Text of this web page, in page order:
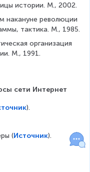
истории. М., 2002.
накануне революции
тактика. М., 1985.
организация
М., 1991.
сети Интернет
).
(Источник).